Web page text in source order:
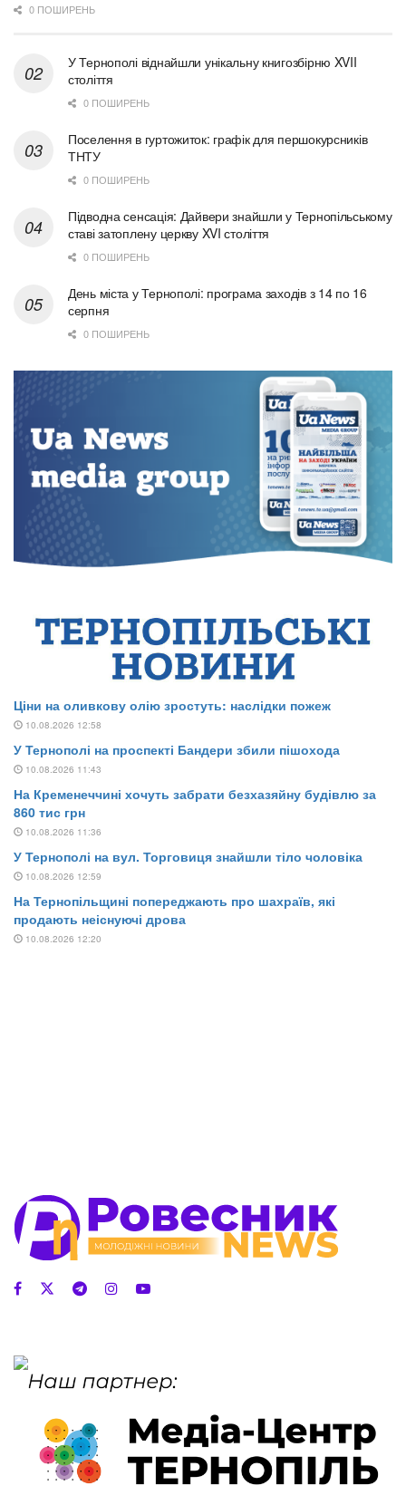
0 ПОШИРЕНЬ
У Тернополі віднайшли унікальну книгозбірню XVII
століття
0 ПОШИРЕНЬ
Поселення в гуртожиток: графік для першокурсників
ТНТУ
0 ПОШИРЕНЬ
Підводна сенсація: Дайвери знайшли у Тернопільському
ставі затоплену церкву XVI століття
0 ПОШИРЕНЬ
День міста у Тернополі: програма заходів з 14 по 16
серпня
0 ПОШИРЕНЬ